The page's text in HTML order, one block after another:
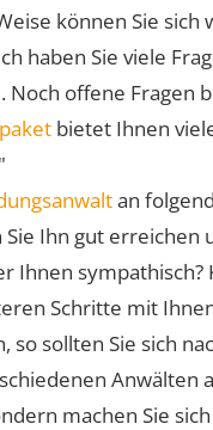
können Sie
haben Sie viele
Noch offene
bietet Ihnen
an
Ihn gut
Ihnen
Schritte mit
so sollten Sie sich
Anwälten
machen Sie